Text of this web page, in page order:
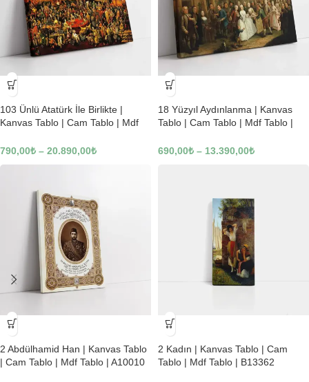
-23%
103 Ünlü Atatürk İle Birlikte |
Kanvas Tablo | Cam Tablo | Mdf
790,00₺ – 20.890,00₺
-23%
18 Yüzyıl Aydınlanma | Kanvas
Tablo | Cam Tablo | Mdf Tablo |
690,00₺ – 13.390,00₺
-23%
2 Abdülhamid Han | Kanvas Tablo
| Cam Tablo | Mdf Tablo | A10010
-23%
2 Kadın | Kanvas Tablo | Cam
Tablo | Mdf Tablo | B13362